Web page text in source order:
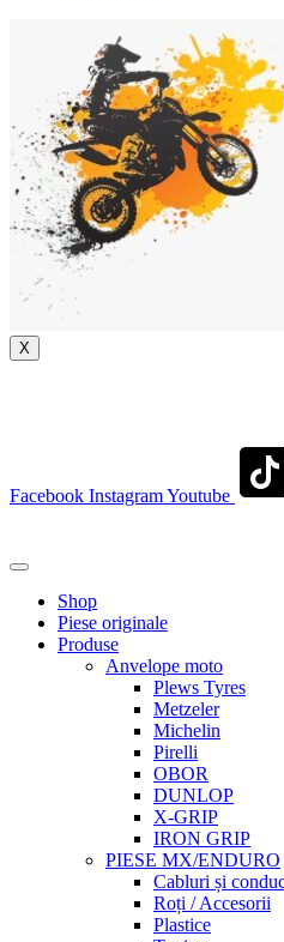
X
Facebook InstagramYoutube
Shop
Piese originale
Produse
Anvelope moto
Plews Tyres
Metzeler
Michelin
Pirelli
OBOR
DUNLOP
X-GRIP
IRON GRIP
PIESE MX/ENDURO
Cabluri și
Roți / Accesorii
Plastice